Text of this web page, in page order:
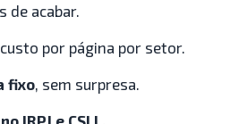
de acabar.
por página por setor.
fixo, sem surpresa.
IRPJ e CSLL.